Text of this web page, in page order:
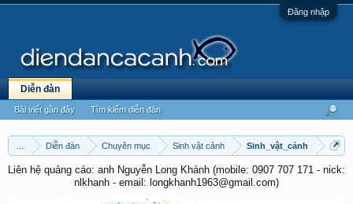
Đăng nhập
Diễn đàn Chuyên mục Sinh vật cảnh Sinh_vật_cảnh
Liên hệ quảng cáo: anh Nguyễn Long Khánh (mobile: 0907 707 171 - nick:
nlkhanh - email: longkhanh1963@gmail.com)
Diễn đàn
Bài viết gần đây Tìm kiếm diễn đàn